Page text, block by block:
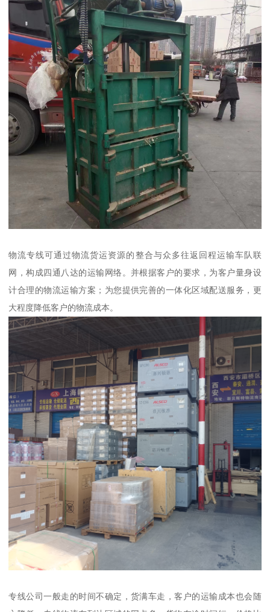
物流专线可通过物流货运资源的整合与众多往返回程运输车队联
网，构成四通八达的运输网络。并根据客户的要求，为客户量身设
计合理的物流运输方案；为您提供完善的一体化区域配送服务，更
大程度降低客户的物流成本。
专线公司一般走的时间不确定，货满车走，客户的运输成本也会随